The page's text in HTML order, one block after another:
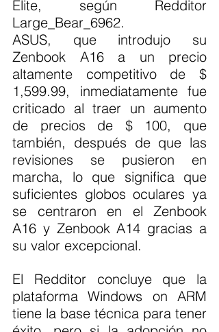
Elite, según Redditor
Large_Bear_6962.
ASUS, que introdujo su
Zenbook A16 a un precio
altamente competitivo de $
1,599.99, inmediatamente fue
criticado al traer un aumento
de precios de $ 100, que
también, después de que las
revisiones se pusieron en
marcha, lo que significa que
suficientes globos oculares ya
se centraron en el Zenbook
A16 y Zenbook A14 gracias a
su valor excepcional.
El Redditor concluye que la
plataforma Windows on ARM
tiene la base técnica para tener